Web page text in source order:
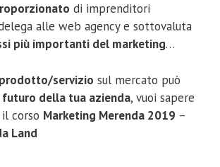
di imprenditori
alle web agency e sottovaluta
più importanti del marketing…
servizio sul mercato può
futuro della tua azienda, vuoi sapere
corso Marketing Merenda 2019 –
Land